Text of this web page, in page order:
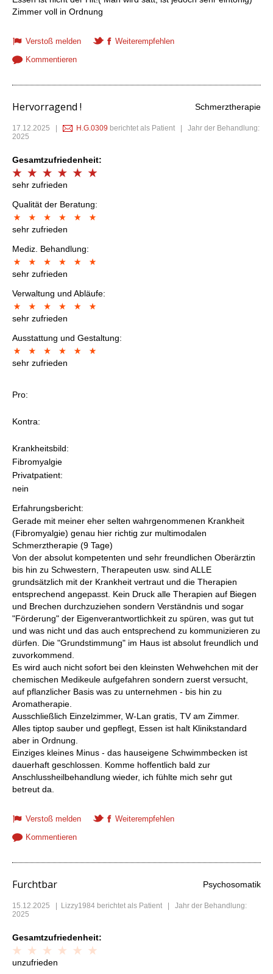
Zimmer voll in Ordnung
Verstoß melden
Weiterempfehlen
Kommentieren
Hervorragend ! Schmerztherapie
17.12.2025 | H.G.0309 berichtet als Patient | Jahr der Behandlung:
2025
Gesamtzufriedenheit:
sehr zufrieden
Qualität der Beratung:
sehr zufrieden
Mediz. Behandlung:
sehr zufrieden
Verwaltung und Abläufe:
sehr zufrieden
Ausstattung und Gestaltung:
sehr zufrieden
Pro:
Kontra:
Krankheitsbild:
Fibromyalgie
Privatpatient:
nein
Erfahrungsbericht:
Gerade mit meiner eher selten wahrgenommenen Krankheit
(Fibromyalgie) genau hier richtig zur multimodalen
Schmerztherapie (9 Tage)
Von der absolut kompetenten und sehr freundlichen Oberärztin
bis hin zu Schwestern, Therapeuten usw. sind ALLE
grundsätzlich mit der Krankheit vertraut und die Therapien
entsprechend angepasst. Kein Druck alle Therapien auf Biegen
und Brechen durchzuziehen sondern Verständnis und sogar
"Förderung" der Eigenverantwortlichkeit zu spüren, was gut tut
und was nicht und das auch entsprechend zu kommunizieren zu
dürfen. Die "Grundstimmung" im Haus ist absolut freundlich und
zuvorkommend.
Es wird auch nicht sofort bei den kleinsten Wehwehchen mit der
chemischen Medikeule aufgefahren sondern zuerst versucht,
auf pflanzlicher Basis was zu unternehmen - bis hin zu
Aromatherapie.
Ausschließlich Einzelzimmer, W-Lan gratis, TV am Zimmer.
Alles tiptop sauber und gepflegt, Essen ist halt Klinikstandard
aber in Ordnung.
Einziges kleines Minus - das hauseigene Schwimmbecken ist
dauerhaft geschlossen. Komme hoffentlich bald zur
Anschlussheilbehandlung wieder, ich fühlte mich sehr gut
betreut da.
Verstoß melden
Weiterempfehlen
Kommentieren
Furchtbar Psychosomatik
15.12.2025 | Lizzy1984 berichtet als Patient | Jahr der Behandlung:
2025
Gesamtzufriedenheit:
unzufrieden